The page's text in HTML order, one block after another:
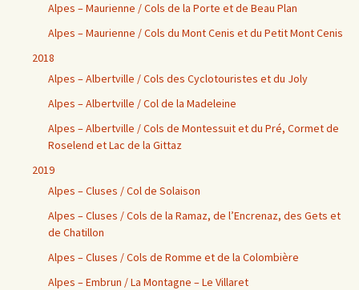
Alpes – Maurienne / Cols de la Porte et de Beau Plan
Alpes – Maurienne / Cols du Mont Cenis et du Petit Mont Cenis
2018
Alpes – Albertville / Cols des Cyclotouristes et du Joly
Alpes – Albertville / Col de la Madeleine
Alpes – Albertville / Cols de Montessuit et du Pré, Cormet de
Roselend et Lac de la Gittaz
2019
Alpes – Cluses / Col de Solaison
Alpes – Cluses / Cols de la Ramaz, de l’Encrenaz, des Gets et
de Chatillon
Alpes – Cluses / Cols de Romme et de la Colombière
Alpes – Embrun / La Montagne – Le Villaret